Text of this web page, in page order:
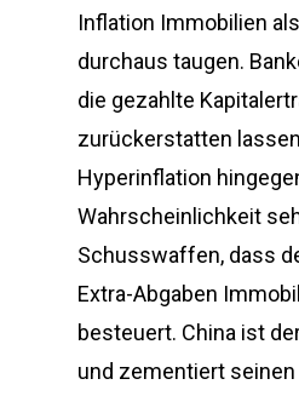
Inflation Immobilien
durchaus taugen.
die gezahlte
zurückerstatten
Hyperinflation
Wahrscheinlichkeit
Schusswaffen, dass
Extra-Abgaben
besteuert. China ist
und zementiert